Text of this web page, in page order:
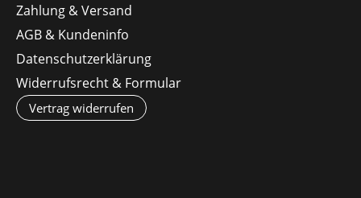
Zahlung & Versand
AGB & Kundeninfo
Datenschutzerklärung
Widerrufsrecht & Formular
Vertrag widerrufen